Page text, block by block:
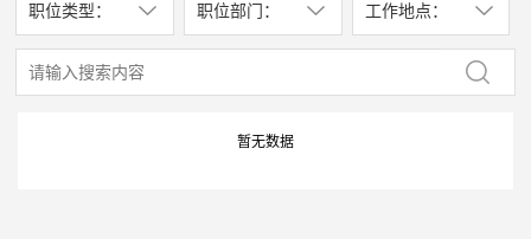
职位类型： 职位部门： 工作地点：
暂无数据